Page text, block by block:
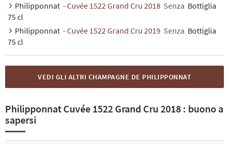
Philipponnat - Cuvée 1522 Grand Cru 2018 Senza Bottiglia
75 cl
Philipponnat - Cuvée 1522 Grand Cru 2019 Senza Bottiglia
75 cl
VEDI GLI ALTRI CHAMPAGNE DE PHILIPPONNAT
Philipponnat Cuvée 1522 Grand Cru 2018 : buono a
sapersi